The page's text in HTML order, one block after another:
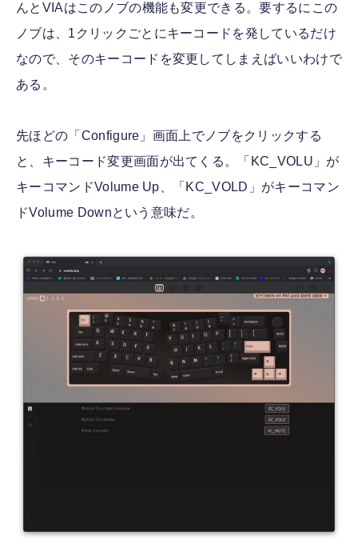
んとVIAはこのノブの機能も変更できる。要するにこの
ノブは、1クリックごとにキーコードを発しているだけ
なので、そのキーコードを変更してしまえばいいわけで
ある。
先ほどの「Configure」画面上でノブをクリックする
と、キーコード変更画面が出てくる。「KC_VOLU」が
キーコマンドVolume Up、「KC_VOLD」がキーコマン
ドVolume Downという意味だ。